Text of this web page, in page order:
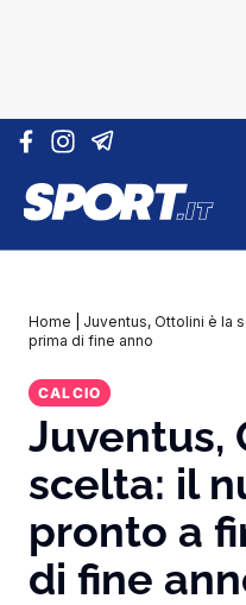
Vai al contenuto
Home
Juventus, Ottolini è la
prima di fine anno
CALCIO
Juventus,
scelta: il
pronto a
di fine